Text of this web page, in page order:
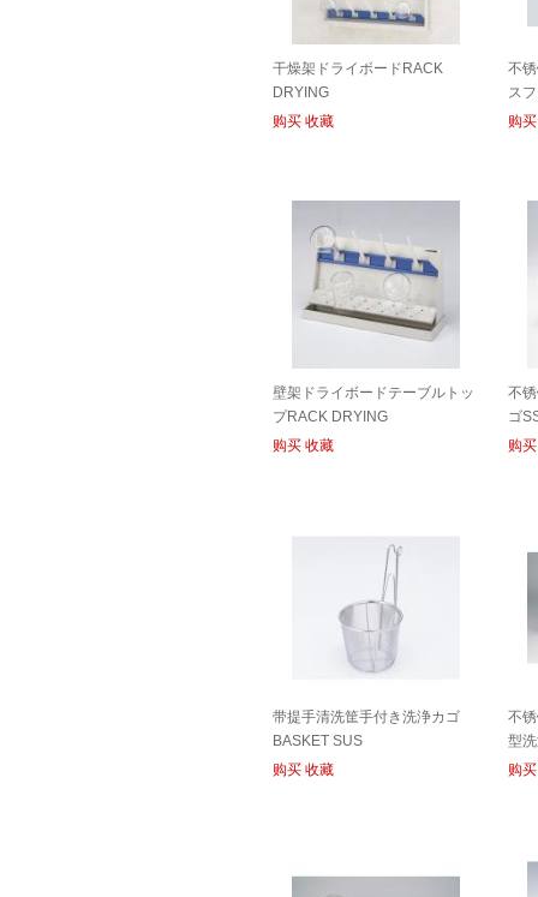
干燥架ドライボードRACK
DRYING
购买 收藏
不
ス
SUS
购买
壁架ドライボードテーブルトッ
プRACK DRYING
购买 收藏
不
ゴ
购买
带提手清洗筐手付き洗浄カゴ
BASKET SUS
购买 收藏
不
型
购买